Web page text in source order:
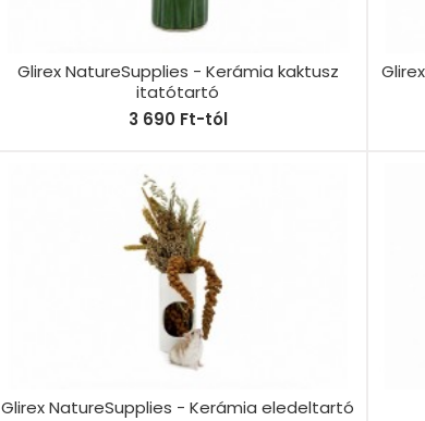
Glirex NatureSupplies - Kerámia kaktusz
itatótartó
3 690 Ft-tól
Glirex NatureSupplies - Kerámia eledeltartó